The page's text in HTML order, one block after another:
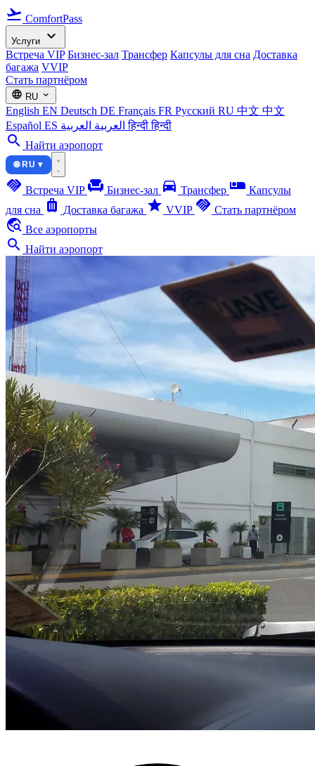
flight_takeoff ComfortPass
Услуги expand_more
Встреча VIP Бизнес-зал Трансфер Капсулы для сна Доставка
багажа VVIP
Стать партнёром
language RU expand_more
English EN Deutsch DE Français FR Русский RU 中文 中文
Español ES العربية العربية हिन्दीहिन्दी
search Найти аэропорт
🌐 RU ▾
handshake Встреча VIP chair Бизнес-зал directions_car Трансфер airline_seat_individual_suite Капсулы
для сна luggage Доставка багажа star VVIP handshake Стать партнёром
travel_explore Все аэропорты
search Найти аэропорт